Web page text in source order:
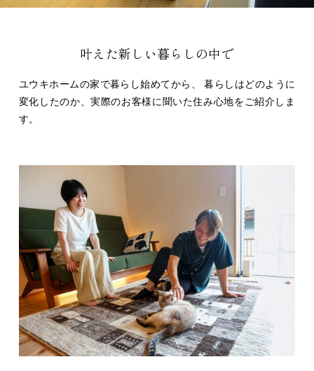
叶えた新しい暮らしの中で
ユウキホームの家で暮らし始めてから、
暮らしはどのように
変化したのか、実際のお客様に聞いた住み心地をご紹介しま
す。